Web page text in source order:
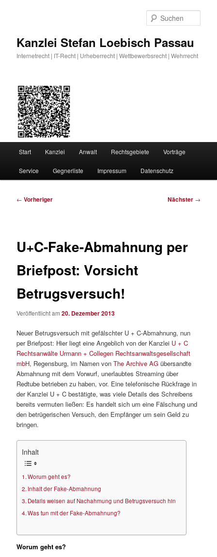
Kanzlei Stefan Loebisch Passau
Internetrecht | IT-Recht | Urheberrecht | Wettbewerbsrecht | Wehrrecht
Start Kanzlei Anwalt Rechtsgebiete Vorträge
Service Gegnerliste Impressum Datenschutz
Beitragsnavigation
← Vorheriger Nächster →
U+C-Fake-Abmahnung per
Briefpost: Vorsicht
Betrugsversuch!
Veröffentlicht am20. Dezember 2013
Neuer Betrugsversuch mit gefälschter U + C-Abmahnung, nun
per Briefpost: Hier liegt eine Angeblich von der Kanzlei U + C
Rechtsanwälte Urmann + Collegen Rechtsanwaltsgesellschaft
mbH, Regensburg, im Namen vonThe Archive AG übersandte
Abmahnung mit dem Vorwurf, unerlaubtes Streaming über
Redtube betrieben zu haben, vor. Eine telefonische Rückfrage in
der Kanzlei U + C bestätigte, was viele Details des Schreibens
bereits vermuten ließen: Es handelt sich um eine Fälschung und
den betrügerischen Versuch, den Empfänger um sein Geld zu
bringen.
Inhalt
Worum geht es?
Inhalt der Fake-Abmahnung
Details weisen auf Nachahmung und Betrugsversuch hin
Was tun mit der Fake-Abmahnung?
Worum geht es?